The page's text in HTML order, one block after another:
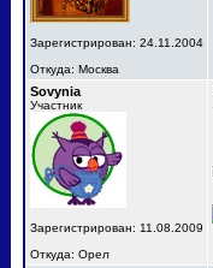
Зарегистрирован: 24.11.2004
Откуда: Москва
Sovynia
Участник
Зарегистрирован: 11.08.2009
Откуда: Орел